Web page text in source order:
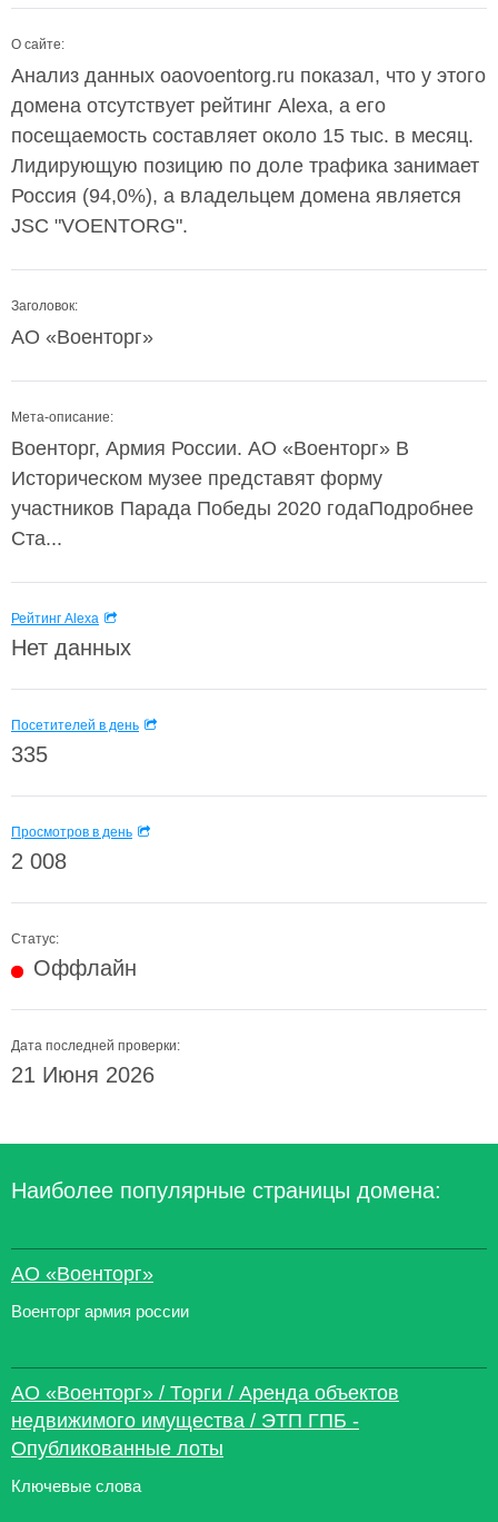
О сайте:
Анализ данных oaovoentorg.ru показал, что у этого
домена отсутствует рейтинг Alexa, а его
посещаемость составляет около 15 тыс. в месяц.
Лидирующую позицию по доле трафика занимает
Россия (94,0%), а владельцем домена является
JSC "VOENTORG".
Заголовок:
АО «Военторг»
Мета-описание:
Военторг, Армия России. АО «Военторг» В
Историческом музее представят форму
участников Парада Победы 2020 годаПодробнее
Ста...
Рейтинг Alexa
Нет данных
Посетителей в день
335
Просмотров в день
2 008
Статус:
Оффлайн
Дата последней проверки:
21 Июня 2026
Наиболее популярные страницы домена:
АО «Военторг»
Военторг армия россии
АО «Военторг» / Торги / Аренда объектов
недвижимого имущества / ЭТП ГПБ -
Опубликованные лоты
Ключевые слова